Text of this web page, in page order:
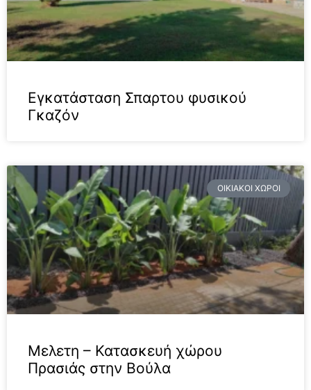
Εγκατάσταση Σπαρτου φυσικού
Γκαζόν
ΟΙΚΙΑΚΟΊ ΧΏΡΟΙ
Μελετη – Κατασκευή χώρου
Πρασιάς στην Βούλα